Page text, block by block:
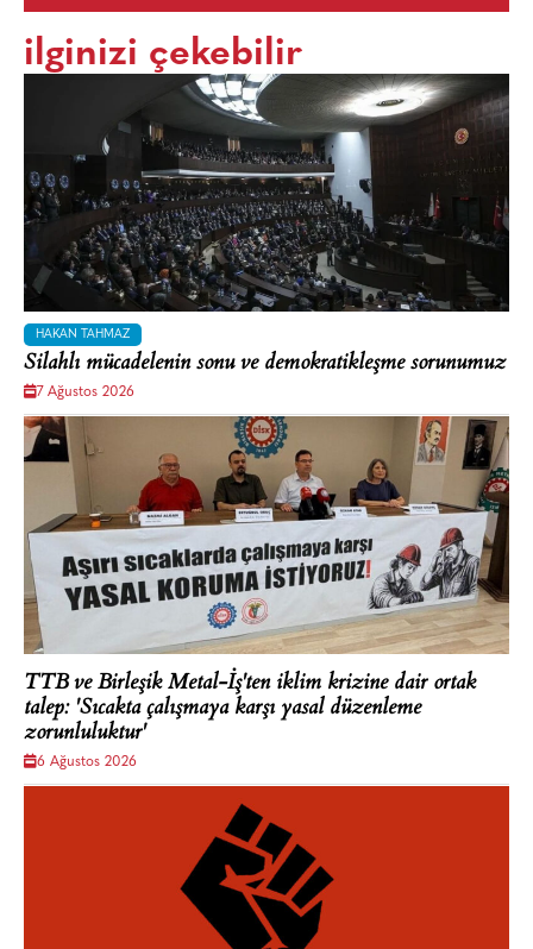
ilginizi çekebilir
HAKAN TAHMAZ
Silahlı mücadelenin sonu ve demokratikleşme sorunumuz
7 Ağustos 2026
TTB ve Birleşik Metal-İş'ten iklim krizine dair ortak
talep: 'Sıcakta çalışmaya karşı yasal düzenleme
zorunluluktur'
6 Ağustos 2026